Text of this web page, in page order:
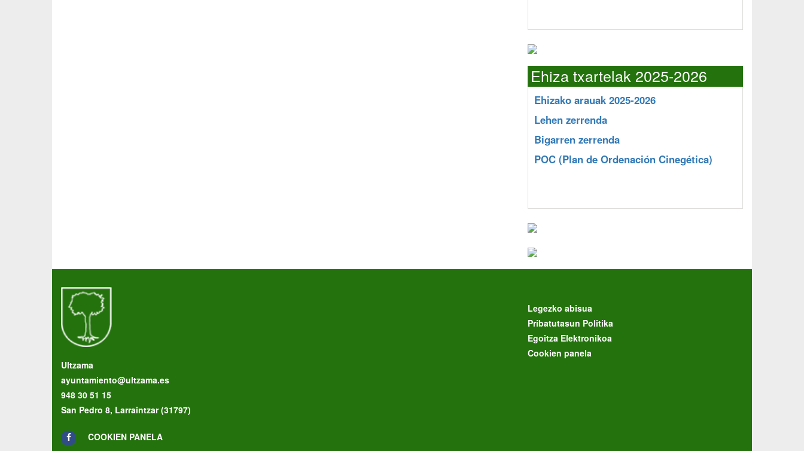
Ehiza txartelak 2025-2026
Ehizako arauak 2025-2026
Lehen zerrenda
Bigarren zerrenda
POC (Plan de Ordenación Cinegética)
Ultzama
ayuntamiento@ultzama.es
948 30 51 15
San Pedro 8, Larraintzar (31797)
COOKIEN PANELA
Legezko abisua
Pribatutasun Politika
Egoitza Elektronikoa
Cookien panela